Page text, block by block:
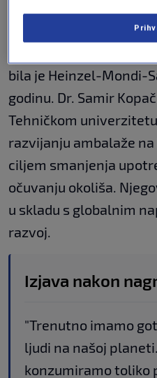
i priznanja za svoj
bila je Heinzel-Mondi-
godinu. Dr. Samir
Tehničkom
razvijanju ambalaže
ciljem smanjenja
očuvanju okoliša.
u skladu s globalnim
razvoj.
Izjava nakon
"Trenutno imamo
ljudi na našoj
konzumiramo toliko